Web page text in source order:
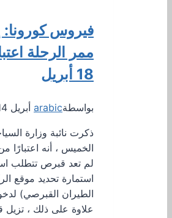
فيروس كورونا:
ممر الرحلة
18 أبريل
بواسطةarabic أبريل 14, 2022
ذكرت نائبة وزارة
لم تعد قبرص تتطلب
استمارة تحديد موقع
الطيران القبرصي)
علاوة على ذلك ،